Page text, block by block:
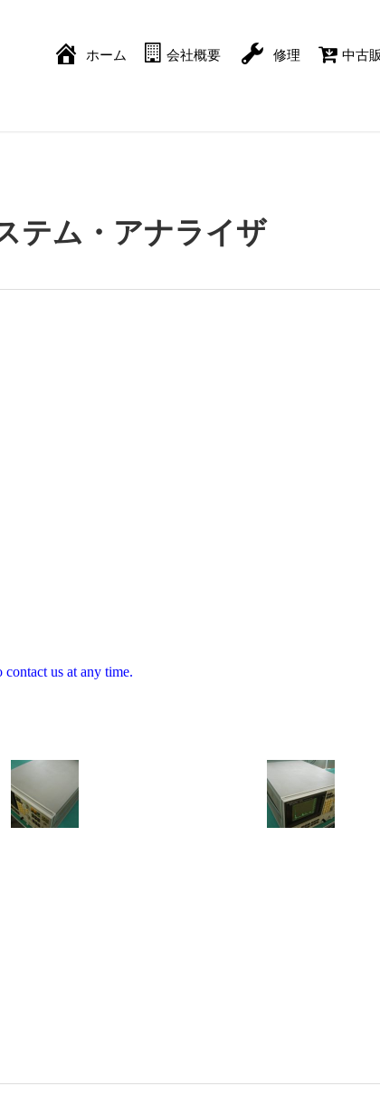
ホーム 会社概要 修理 中古
テム・アナライザ
us at any time.